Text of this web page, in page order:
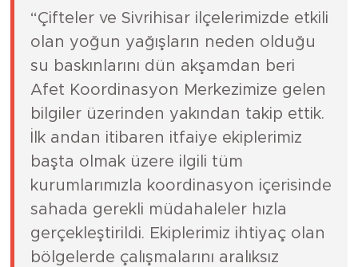
“Çifteler ve Sivrihisar ilçelerimizde etkili
olan yoğun yağışların neden olduğu
su baskınlarını dün akşamdan beri
Afet Koordinasyon Merkezimize gelen
bilgiler üzerinden yakından takip ettik.
İlk andan itibaren itfaiye ekiplerimiz
başta olmak üzere ilgili tüm
kurumlarımızla koordinasyon içerisinde
sahada gerekli müdahaleler hızla
gerçekleştirildi. Ekiplerimiz ihtiyaç olan
bölgelerde çalışmalarını aralıksız